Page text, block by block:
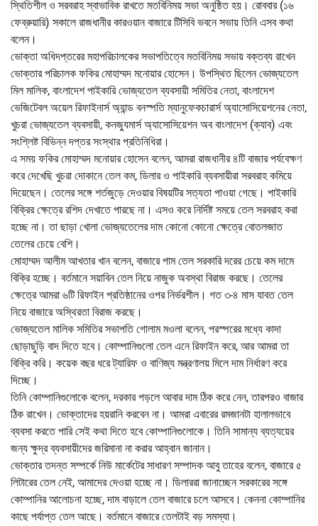
স্থিতিশীল ও সরবরাহ স্বাভাবিক রাখতে মতবিনিময় সভা অনুষ্ঠিত হয়। রোববার (১৬
ফেব্রুয়ারি) সকালে রাজধানীর কারওয়ান বাজারে টিসিবি ভবনে সভায় তিনি এসব কথা
বলেন।
ভোক্তা অধিদপ্তরের মহাপরিচালকের সভাপতিত্বে মতবিনিময় সভায় বক্তব্য রাখেন
ভোক্তার পরিচালক ফকির মোহাম্মদ মনোয়ার হোসেন। উপস্থিত ছিলেন ভোজ্যতেল
মিল মালিক, বাংলাদেশ পাইকারি ভোজ্যতেল ব্যবসায়ী সমিতির নেতা, বাংলাদেশ
ভেজিটেবল অয়েল রিফাইনার্স অ্যান্ড বনস্পতি ম্যানুফেকচারার্স অ্যাসোসিয়েশনের নেতা,
খুচরা ভোজ্যতেল ব্যবসায়ী, কনজ্যুমার্স অ্যাসোসিয়েশন অব বাংলাদেশ (ক্যাব) এবং
সংশ্লিষ্ট বিভিন্ন দপ্তর সংস্থার প্রতিনিধিরা।
এ সময় ফকির মোহাম্মদ মনোয়ার হোসেন বলেন, আমরা রাজধানীর ৪টি বাজার পর্যবেক্ষণ
করে দেখেছি খুচরা দোকানে তেল কম, ডিলার ও পাইকারি ব্যবসায়ীরা সরবরাহ কমিয়ে
দিয়েছেন। তেলের সঙ্গে শর্তজুড়ে দেওয়ার বিষয়টির সত্যতা পাওয়া গেছে। পাইকারি
বিক্রির ক্ষেত্রে রশিদ দেখাতে পারছে না। এসও করে নির্দিষ্ট সময়ে তেল সরবরাহ করা
হচ্ছে না। তা ছাড়া খোলা ভোজ্যতেলের দাম কোনো কোনো ক্ষেত্রে বোতলজাত
তেলের চেয়ে বেশি।
মোহাম্মদ আলীম আখতার খান বলেন, বাজারে পাম তেল সরকারি দরের চেয়ে কম দামে
বিক্রি হচ্ছে। বর্তমানে সয়াবিন তেল নিয়ে নাজুক অবস্থা বিরাজ করছে। তেলের
ক্ষেত্রে আমরা ৬টি রিফাইন প্রতিষ্ঠানের ওপর নির্ভরশীল। গত ৩-৪ মাস যাবত তেল
নিয়ে বাজারে অস্থিরতা বিরাজ করছে।
ভোজ্যতেল মালিক সমিতির সভাপতি গোলাম মওলা বলেন, পরস্পরের মধ্যে কাদা
ছোড়াছুড়ি বাদ দিতে হবে। কোম্পানিগুলো তেল এনে রিফাইন করে, আর আমরা তা
বিক্রি করি। কয়েক বছর ধরে ট্যারিফ ও বাণিজ্য মন্ত্রণালয় মিলে দাম নির্ধারণ করে
দিচ্ছে।
তিনি কোম্পানিগুলোকে বলেন, দরকার পড়লে আবার দাম ঠিক করে নেন, তারপরও বাজার
ঠিক রাখেন। ভোক্তাদের হয়রানি করবেন না। আমরা এবারের রমজানটা হালালভাবে
ব্যবসা করতে পারি সেই কথা দিতে হবে কোম্পানিগুলোকে। তিনি সামান্য ব্যত্যয়ের
জন্য ক্ষুদ্র ব্যবসায়ীদের জরিমানা না করার আহ্বান জানান।
ভোক্তার তদন্ত সম্পর্কে নিউ মার্কেটের সাধারণ সম্পাদক আবু তাহের বলেন, বাজারে ৫
লিটারের তেল নেই, আমাদের দেওয়া হচ্ছে না। ডিলাররা জানাচ্ছেন সরকারের সঙ্গে
কোম্পানির আলোচনা হচ্ছে, দাম বাড়ালে তেল বাজারে চলে আসবে। কেননা কোম্পানির
কাছে পর্যাপ্ত তেল আছে। বর্তমানে বাজারে তেলটাই বড় সমস্যা।